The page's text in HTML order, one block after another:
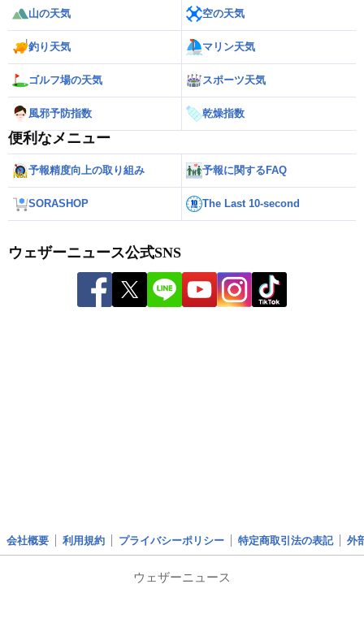
山の天気 空の天気
釣り天気 マリン天気
ゴルフ場の天気 スポーツ天気
風邪予防指数 乾燥指数
便利なメニュー
予報精度向上の取り組み 予報に関するFAQ
SORASHOP The Last 10-second
ウェザーニュース公式SNS
会社概要 利用規約 プライバシーポリシー 特定商取引法の表記 外
ウェザーニュース